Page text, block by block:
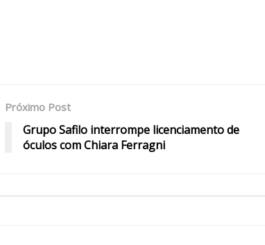
Próximo Post
Grupo Safilo interrompe licenciamento de
óculos com Chiara Ferragni